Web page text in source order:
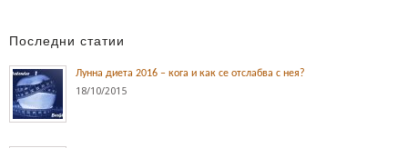
Последни статии
Лунна диета 2016 – кога и как се отслабва с нея?
18/10/2015